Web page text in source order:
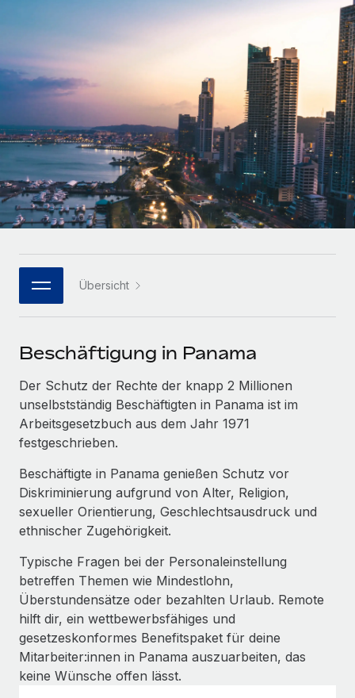
Remote Embedded
Nahtlose Integration der HR in bestehende Abläufe
Plattform
Integrierte HR-Kernfunktionen für dein Team
MCP
Integrationen
Tools
DIENSTLEISTUNGEN
Frag unsere Expert:innen
Hilfe von Expert:innen für globale HR & Compliance
Background-Checks
Einfacheres Bewerber:innen-Screening
Lückenlose Compliance
Geräteverwaltung
Globale Bereitstellung und Verfolgung von IT-
Geräten
Gründung von Niederlassungen
Agile HR- und Payroll-Lösungen für wachsende
Unternehmen
Mittelstand
Maßgeschneiderte HR-Lösungen, um Teams zu
vergrößern
Enterprise
Globale HR für Konzerne und Großunternehmen
PARTNER WERDEN
Flexible Einbettung von Global-HR-Funktionen in deine
Partner werden
Entdecke die Möglichkeiten einer Partnerschaft
Remote Build
Demnächst verfügbar
Beratung zu Integrationen und KI-Automatisierung
FALLSTUDIEN
So hat der KI-Vorreiter Weaviate sein Team mit
Remote um 120 % vergrößert
Weaviate auf einen Blick Weaviate entwickelt KI-basierte
Open-Source-Infrastrukturen. Das...
Mehr erfahren
Strategische Partnerschaft zwischen
Informationen zu möglichen Währungen und
Abwicklungsfristen für globale Freelancer:innen
LERNEN MIT REMOTE
Forschung und Leitfäden
Fallstudien
HR-Glossar
Bibliothek für Stellenbeschreibungen
Webinare
Events
Newsroom
Informationen zu Gehältern und Qualifikationen
Insights Center
Hol dir Unterstützung
Alle Ressourcen anzeigen
BLOG
Globale Payroll
EOR und PEO
Contractor Management
Français
Deutsch
Español
Português (Portugal)
한국어
Anmelden
Übersicht
Beschäftigung in Panama
Der Schutz der Rechte der knapp 2 Millionen
unselbstständig Beschäftigten in Panama ist im
Arbeitsgesetzbuch aus dem Jahr 1971
festgeschrieben.
Beschäftigte in Panama genießen Schutz vor
Diskriminierung aufgrund von Alter, Religion,
sexueller Orientierung, Geschlechtsausdruck und
ethnischer Zugehörigkeit.
Typische Fragen bei der Personaleinstellung
betreffen Themen wie Mindestlohn,
Überstundensätze oder bezahlten Urlaub. Remote
hilft dir, ein wettbewerbsfähiges und
gesetzeskonformes Benefitspaket für deine
Mitarbeiter:innen in Panama auszuarbeiten, das
keine Wünsche offen lässt.